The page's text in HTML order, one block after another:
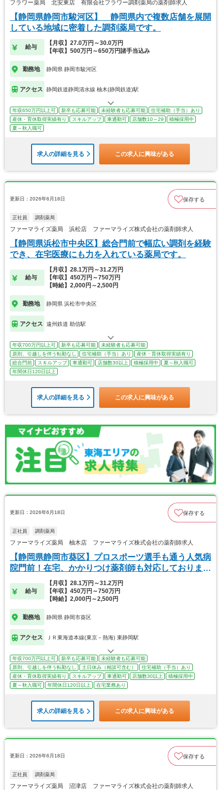
フラワー薬局 北安東店 有限会社フラワー調剤薬局の薬剤師求人
【静岡県静岡市駿河区】 静岡県内で複数店舗を展開
している地域に密着した調剤薬局です。
給与
【月収】27.0万円～30.0万円
【年収】500万円～650万円諸手当込み
勤務地 静岡県 静岡市駿河区
アクセス 静岡鉄道静岡清水線 柚木(静岡鉄道)駅
年収650万円以上可 新卒も応募可能 未経験者も応募可能
住宅補助（手当）あり
産休・育休取得実績有り
スキルアップ 車通勤可 店舗数10～29
積極採用中
夏～秋入職可
求人の詳細を見る この求人に興味がある
更新日：2026年6月18日 保存する
正社員 調剤薬局
ファーマライズ薬局 浜松店 ファーマライズ株式会社の薬剤師求人
【静岡県浜松市中央区】総合門前で幅広い調剤を経験
でき、在宅医療にも力を入れている薬局です。
給与
【月収】28.1万円～31.2万円
【年収】450万円～750万円
【時給】2,000円～2,500円
勤務地 静岡県 浜松市中央区
アクセス 遠州鉄道 助信駅
年収700万円以上可 新卒も応募可能
未経験者も応募可能
原則、引越しを伴う転勤なし
住宅補助（手当）あり
産休・育休取得実績有り
総合門前
スキルアップ 車通勤可 店舗数30以上 積極採用中
夏～秋入職可
年間休日120日以上
求人の詳細を見る この求人に興味がある
更新日：2026年6月18日 保存する
正社員 調剤薬局
ファーマライズ薬局 柚木店 ファーマライズ株式会社の薬剤師求人
【静岡県静岡市葵区】プロスポーツ選手も通う人気病
院門前！在宅、かかりつけ薬剤師も対応しておりま
給与
【月収】28.1万円～31.2万円
【年収】450万円～750万円
【時給】2,000円～2,500円
勤務地 静岡県 静岡市葵区
アクセス ＪＲ東海道本線(東京－熱海) 東静岡駅
年収700万円以上可 新卒も応募可能
未経験者も応募可能
原則、引越しを伴う転勤なし
土日休み（相談可含む）
住宅補助（手当）あり
産休・育休取得実績有り
スキルアップ 車通勤可 店舗数30以上
積極採用中
夏～秋入職可
年間休日120日以上 在宅業務あり
求人の詳細を見る この求人に興味がある
更新日：2026年6月18日 保存する
正社員 調剤薬局
ファーマライズ薬局 沼津店 ファーマライズ株式会社の薬剤師求人